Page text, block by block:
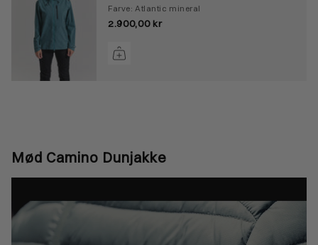
Farve: Atlantic mineral
2.900,00 kr
Mød Camino Dunjakke